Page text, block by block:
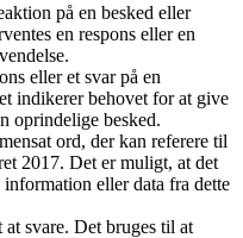
på en besked eller
en respons eller en
eller et svar på en
indikerer behovet for at give
oprindelige besked.
ord, der kan referere til
2017. Det er muligt, at det
eller data fra dette
svare. Det bruges til at